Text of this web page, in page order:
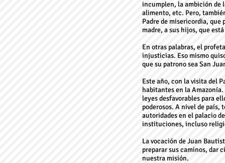
incumplen, la ambición de
alimento, etc. Pero,
Padre de misericordia,
madre, a sus hijos, que
En otras palabras, el
injusticias. Eso mismo
que su patrono sea San
Este año, con la visita del
habitantes en la
leyes desfavorables para
poderosos. A nivel de país,
autoridades en el palacio
instituciones, incluso
La vocación de Juan
preparar sus caminos, dar
nuestra misión.